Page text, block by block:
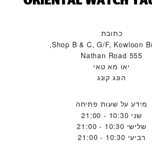
כתובת
Shop B & C, G/F, Kowloon
555 Nathan Road
יאו מא טאי
הונג קונג
מידע על שעות פתיחה
שני 10:30 - 21:00
שלישי 10:30 - 21:00
רביעי 10:30 - 21:00